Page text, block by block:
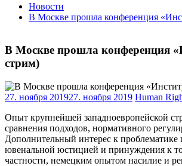
Новости
В Москве прошла конференция
В Москве прошла конференция
стрим)
27. ноября 201927. ноября 2019 Human
Опыт крупнейшей западноевропейской
сравнения подходов, нормативного
Дополнительный интерес к
ювенальной юстицией и принуждения к
частности, немецким опытом насилие и